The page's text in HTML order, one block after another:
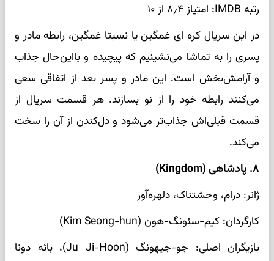
رتبه IMDB: امتیاز ۸٫۴ از ۱۰
در این سریال کره ای غمگین یا نسبتا غمگین، رابطه مادر و
پسری را به تماشا می‌نشینیم که پیچیده و بااین‌حال جذاب
و آرامش‌بخش است. این مادر و پسر بعد از اتفاقی سعی
می‌کنند رابطه خود را از نو بسازند. هر قسمت سریال از
قسمت قبلی‌اش جذاب‌تر می‌شود و دل‌کندن از آن را سخت‌
می‌کند.
۸. پادشاهی (Kingdom)
ژانر: درام، وحشتناک، دلهره‌آور
کارگردان: کیم-سئونگ-هون (Kim Seong-hun)
بازیگران اصلی: جو-جیهونگ (Ju Ji-Hoon)، بائه دونا